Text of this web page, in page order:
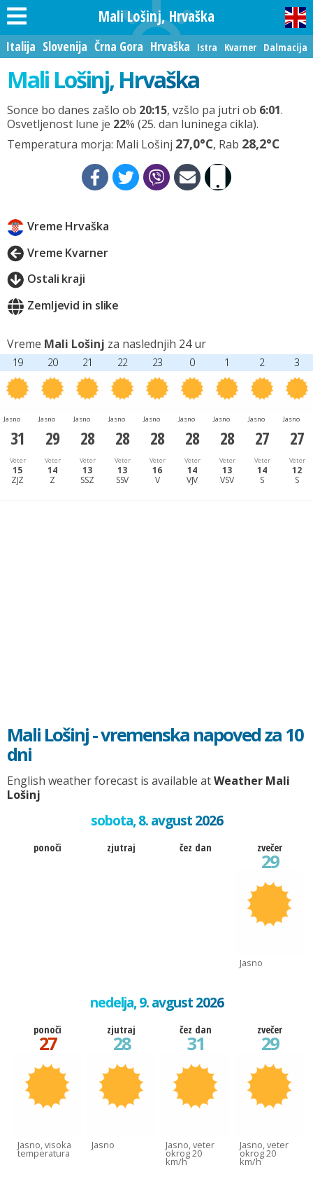
Mali Lošinj, Hrvaška
Italija Slovenija Črna Gora Hrvaška Istra Kvarner Dalmacija
Mali Lošinj, Hrvaška
Sonce bo danes zašlo ob 20:15, vzšlo pa jutri ob 6:01.
Osvetljenost lune je 22% (25. dan luninega cikla).
Temperatura morja: Mali Lošinj 27,0°C, Rab 28,2°C
Vreme Hrvaška
Vreme Kvarner
Ostali kraji
Zemljevid in slike
Vreme Mali Lošinj za naslednjih 24 ur
19 20 21 22 23 0 1 2 3
Jasno Jasno Jasno Jasno Jasno Jasno Jasno Jasno Jasno
31 29 28 28 28 28 28 27 27
Veter
15
ZJZ
Veter
14
Z
Veter
13
SSZ
Veter
13
SSV
Veter
16
V
Veter
14
VJV
Veter
13
VSV
Veter
14
S
Veter
12
S
Mali Lošinj - vremenska napoved za 10
dni
English weather forecast is available atWeather Mali
Lošinj
sobota, 8. avgust 2026
ponoči zjutraj čez dan zvečer
29
Jasno
nedelja, 9. avgust 2026
ponoči
27
Jasno, visoka
temperatura
zjutraj
28
Jasno
čez dan
31
Jasno, veter
okrog 20
km/h
zvečer
29
Jasno, veter
okrog 20
km/h